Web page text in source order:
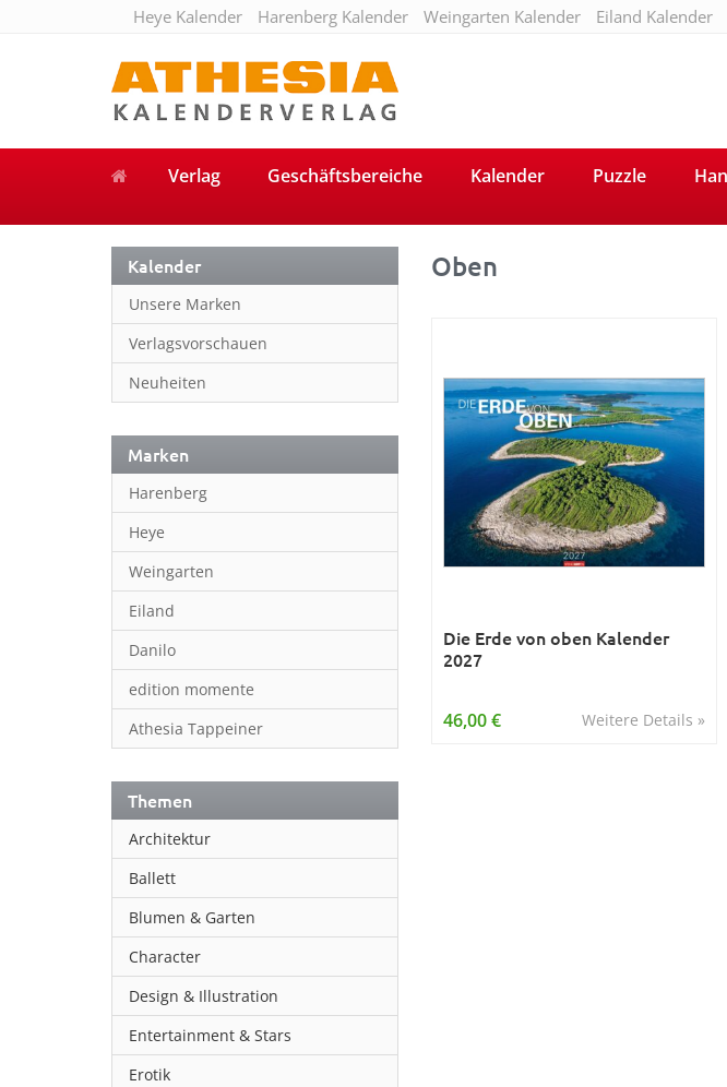
Heye Kalender Harenberg Kalender Weingarten Kalender Eiland Kalender
Verlag Geschäftsbereiche Kalender Puzzle
Kalender
Unsere Marken
Verlagsvorschauen
Neuheiten
Marken
Harenberg
Heye
Weingarten
Eiland
Danilo
edition momente
Athesia Tappeiner
Themen
Architektur
Ballett
Blumen & Garten
Character
Design & Illustration
Entertainment & Stars
Erotik
Oben
Die Erde von oben Kalender
2027
Weitere Details »
46,00 €